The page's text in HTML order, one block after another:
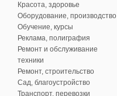
Красота, здоровье
Оборудование, производство
Обучение, курсы
Реклама, полиграфия
Ремонт и обслуживание
техники
Ремонт, строительство
Сад, благоустройство
Транспорт, перевозки